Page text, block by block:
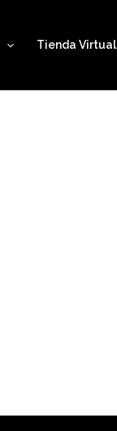
Tienda Virtual